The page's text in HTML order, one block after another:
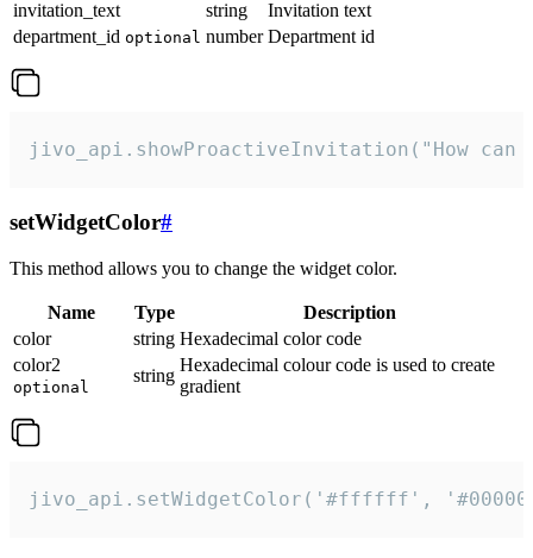
invitation_text
string
Invitation text
department_id optional number Department id
jivo_api.showProactiveInvitation("How
setWidgetColor#
This method allows you to change the widget color.
Name Type
Description
color
string Hexadecimal color code
color2
optional
string
Hexadecimal colour code is used to create
gradient
jivo_api.setWidgetColor('#ffffff',